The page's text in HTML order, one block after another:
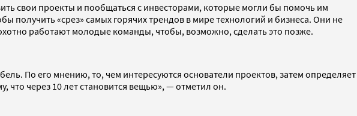
свои проекты и пообщаться с инвесторами, которые могли бы помочь им
«срез» самых горячих трендов в мире технологий и бизнеса. Они не
работают молодые команды, чтобы, возможно, сделать это позже.
По его мнению, то, чем интересуются основатели проектов, затем определяет
что через 10 лет становится вещью», — отметил он.